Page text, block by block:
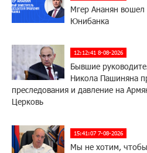
Мгер Ананян вошел
Юнибанка
12:12:41 8-08-2026
Бывшие
Никола Пашиняна
преследования и давление на
Церковь
15:41:07 7-08-2026
Мы не хотим,